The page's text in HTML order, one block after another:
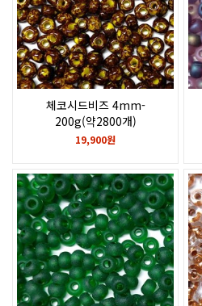
체코시드비즈 4mm-
200g(약2800개)
Travertine on opaque yellow
19,900원